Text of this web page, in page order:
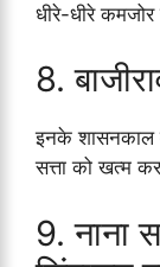
धीरे-धीरे कमजोर
8.
इनके शासनकाल
सत्ता को खत्म कर
9. नाना